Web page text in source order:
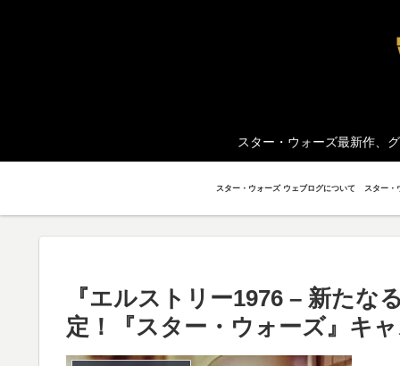
スター・ウォーズ最新作、
スター・ウォーズ ウェブログについて
『エルストリー1976 – 新たな
定！『スター・ウォーズ』キ